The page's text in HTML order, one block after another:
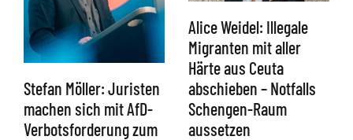
Stefan Möller: Juristen
machen sich mit AfD-
Verbotsforderung zum
Alice Weidel: Illegale
Migranten mit aller
Härte aus Ceuta
abschieben – Notfalls
Schengen-Raum
aussetzen